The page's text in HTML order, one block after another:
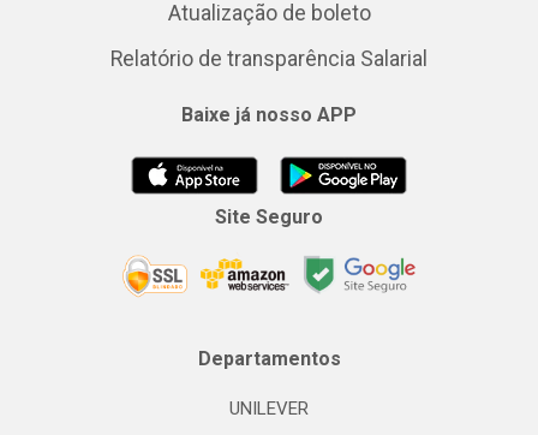
Atualização de boleto
Relatório de transparência Salarial
Baixe já nosso APP
Site Seguro
Departamentos
UNILEVER